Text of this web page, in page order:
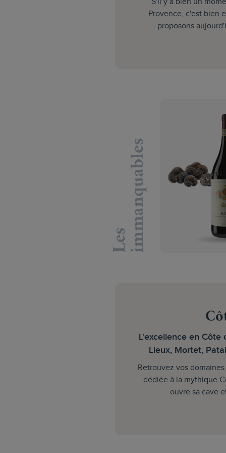
Provence, c'est bien
proposons
L
e
s
i
m
m
a
n
q
u
a
b
l
e
s
L'excellence en Côte
Lieux, Mortet,
Retrouvez vos
dédiée à la mythique
ouvre sa cave